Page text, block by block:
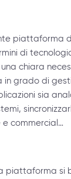
piattaforma di
di
chiara
in grado di
sia
commercial…
piattaforma si